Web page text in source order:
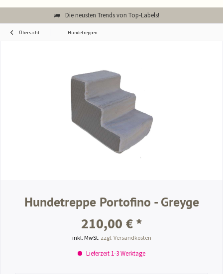
Die neusten Trends von Top-Labels!
Übersicht Hundetreppen
Hundetreppe Portofino - Greyge
210,00 € *
inkl. MwSt. zzgl. Versandkosten
Lieferzeit 1-3 Werktage